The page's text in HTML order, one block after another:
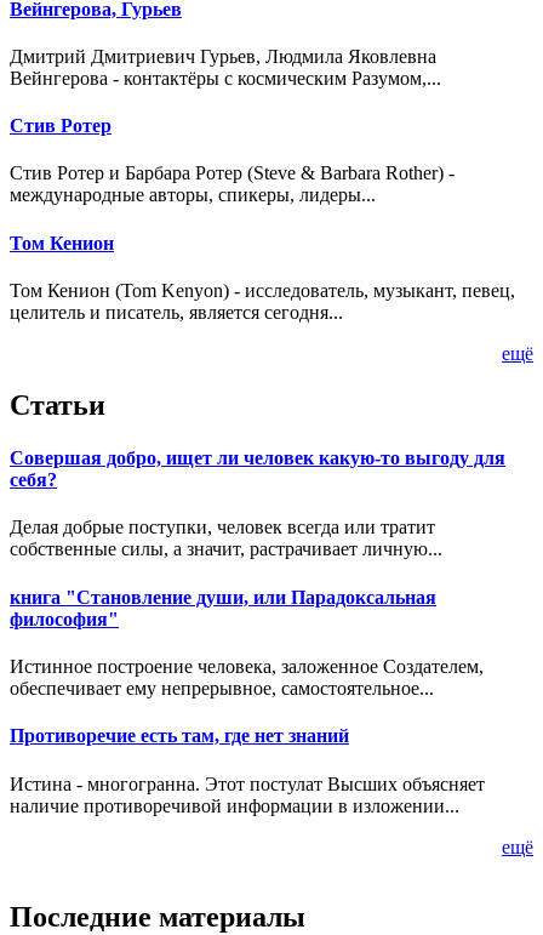
Вейнгерова, Гурьев
Дмитрий Дмитриевич Гурьев, Людмила Яковлевна
Вейнгерова - контактёры с космическим Разумом,...
Стив Ротер
Стив Ротер и Барбара Ротер (Steve & Barbara Rother) -
международные авторы, спикеры, лидеры...
Том Кенион
Том Кенион (Tom Kenyon) - исследователь, музыкант, певец,
целитель и писатель, является сегодня...
ещё
Статьи
Совершая добро, ищет ли человек какую-то выгоду для
себя?
Делая добрые поступки, человек всегда или тратит
собственные силы, а значит, растрачивает личную...
книга "Становление души, или Парадоксальная
философия"
Истинное построение человека, заложенное Создателем,
обеспечивает ему непрерывное, самостоятельное...
Противоречие есть там, где нет знаний
Истина - многогранна. Этот постулат Высших объясняет
наличие противоречивой информации в изложении...
ещё
Последние материалы